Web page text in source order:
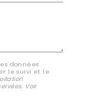
données
le suivi et le
Voir